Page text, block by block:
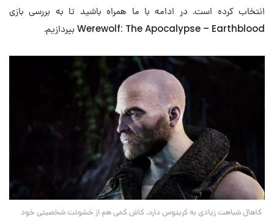
انتخاب کرده است. در ادامه با ما همراه باشید تا به بررسی بازی
Werewolf: The Apocalypse – Earthblood بپردازیم.
کاهال شباهت زیادی به کریتوس دارد. کاش کمی هم از خشونت شخصیتی خود